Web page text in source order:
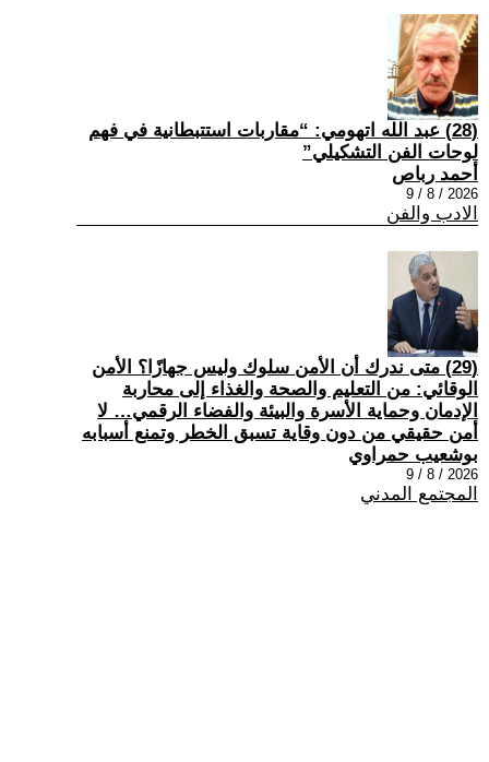
(28) عبد الله اتهومي: “مقاربات استتبطانية في فهم
لوحات الفن التشكيلي”
أحمد رباص
2026 / 8 / 9
الادب والفن
(29) متى ندرك أن الأمن سلوك وليس جهازًا؟ الأمن
الوقائي: من التعليم والصحة والغذاء إلى محاربة
الإدمان وحماية الأسرة والبيئة والفضاء الرقمي… لا
أمن حقيقي من دون وقاية تسبق الخطر وتمنع أسبابه
بوشعيب حمراوي
2026 / 8 / 9
المجتمع المدني